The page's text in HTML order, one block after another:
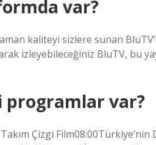
var?
kaliteyi sizlere sunan
izleyebileceğiniz BluTV, bu
programlar var?
Çizgi